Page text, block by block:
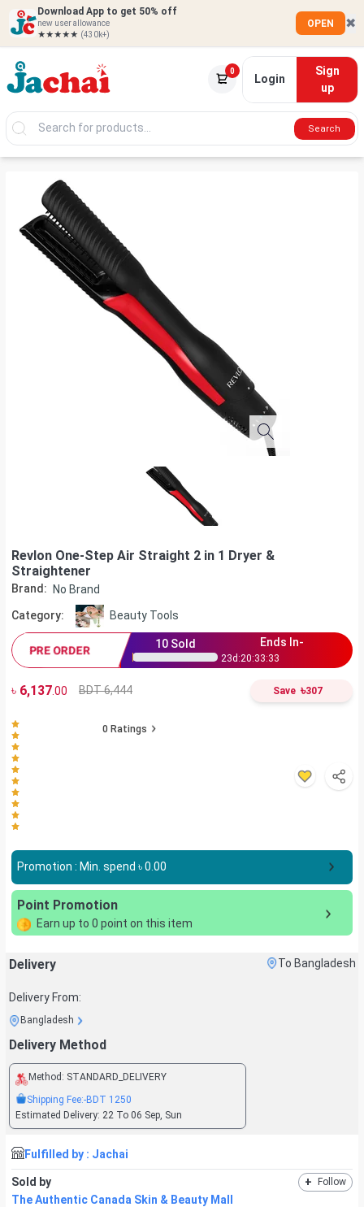
Download App to get 50% off
new user allowance
★★★★★ (430k+)
OPEN ✖
0
Login
Sign
up
Search
Revlon One-Step Air Straight 2 in 1 Dryer &
Straightener
Brand: No Brand
Category: Beauty Tools
PRE ORDER 10Sold Ends In-
23d:20:33:32
৳ 6,137.00 BDT 6,444 Save ৳307
0 Ratings
Promotion : Min. spend ৳0.00
Point Promotion
Earn up to 0 point on this item
Delivery To Bangladesh
Delivery From:
Bangladesh
Delivery Method
Method: STANDARD_DELIVERY
Shipping Fee:-BDT 1250
Estimated Delivery: 22 To 06 Sep, Sun
Fulfilled by : Jachai
Sold by + Follow
The Authentic Canada Skin & Beauty Mall